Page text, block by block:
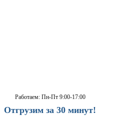
Работаем: Пн-Пт 9:00-17:00
Отгрузим за 30 минут!